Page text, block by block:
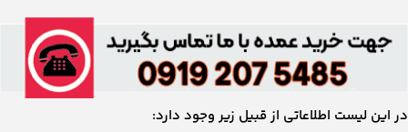
در این لیست اطلاعاتی از قبیل زیر وجود دارد: